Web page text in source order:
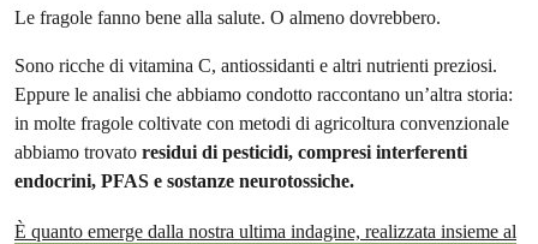
Le fragole fanno bene alla salute. O almeno dovrebbero.
Sono ricche di vitamina C, antiossidanti e altri nutrienti preziosi.
Eppure le analisi che abbiamo condotto raccontano un’altra storia:
in molte fragole coltivate con metodi di agricoltura convenzionale
abbiamo trovato residui di pesticidi, compresi interferenti
endocrini, PFAS e sostanze neurotossiche.
È quanto emerge dalla nostra ultima indagine, realizzata insieme al